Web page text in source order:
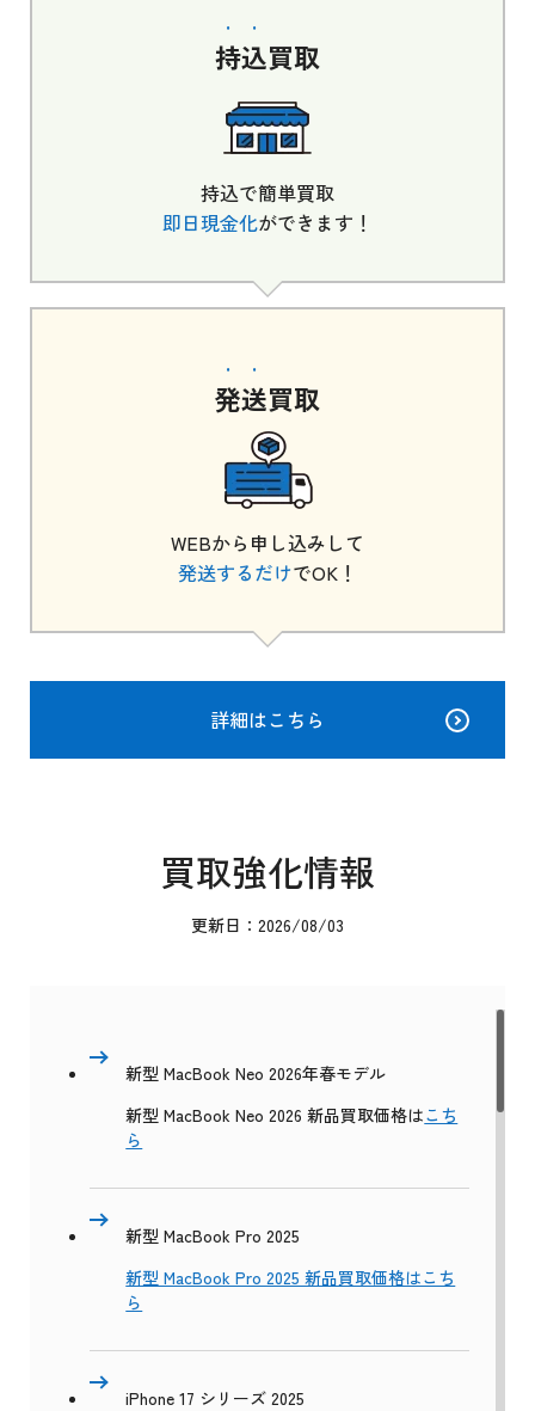
持込買取
持込で簡単買取
即日現金化ができます！
発送買取
WEBから申し込みして
発送するだけでOK！
詳細はこちら
買取強化情報
更新日：2026/08/03
新型 MacBook Neo 2026年春モデル
新型 MacBook Neo 2026 新品買取価格はこち
ら
新型 MacBook Pro 2025
新型 MacBook Pro 2025 新品買取価格はこち
ら
iPhone 17 シリーズ 2025